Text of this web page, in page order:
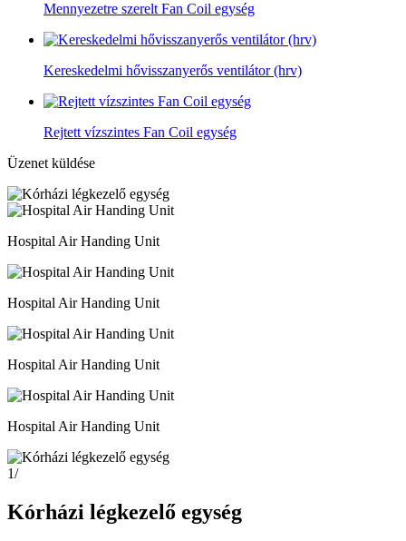
Mennyezetre szerelt Fan Coil egység
Kereskedelmi hővisszanyerős ventilátor (hrv)
Rejtett vízszintes Fan Coil egység
Üzenet küldése
Hospital Air Handing Unit
Hospital Air Handing Unit
Hospital Air Handing Unit
Hospital Air Handing Unit
1/
Kórházi légkezelő egység